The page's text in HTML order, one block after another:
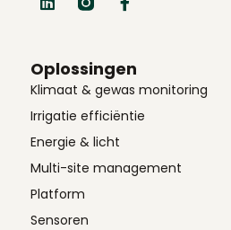
Oplossingen
Klimaat & gewas monitoring
Irrigatie efficiëntie
Energie & licht
Multi-site management
Platform
Sensoren